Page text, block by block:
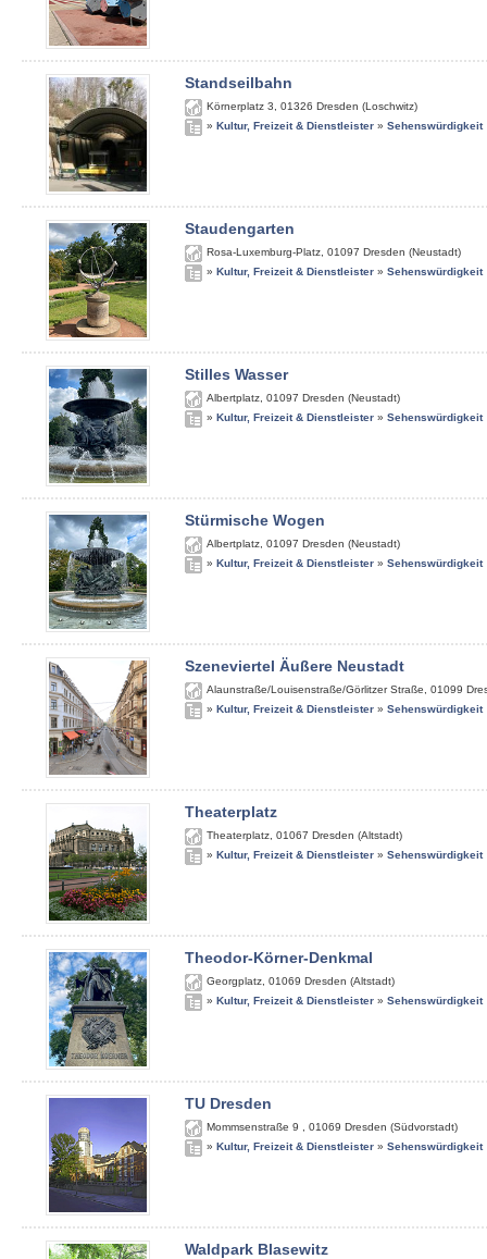
Standseilbahn
Körnerplatz 3 01326 Dresden (Loschwitz)
» Kultur, Freizeit & Dienstleister » Sehenswürdigkeit
Staudengarten
Rosa-Luxemburg-Platz 01097 Dresden (Neustadt)
» Kultur, Freizeit & Dienstleister » Sehenswürdigkeit
Stilles Wasser
Albertplatz 01097 Dresden (Neustadt)
» Kultur, Freizeit & Dienstleister » Sehenswürdigkeit
Stürmische Wogen
Albertplatz 01097 Dresden (Neustadt)
» Kultur, Freizeit & Dienstleister » Sehenswürdigkeit
Szeneviertel Äußere Neustadt
Alaunstraße/Louisenstraße/Görlitzer Straße 01099
» Kultur, Freizeit & Dienstleister » Sehenswürdigkeit
Theaterplatz
Theaterplatz 01067 Dresden (Altstadt)
» Kultur, Freizeit & Dienstleister » Sehenswürdigkeit
Theodor-Körner-Denkmal
Georgplatz 01069 Dresden (Altstadt)
» Kultur, Freizeit & Dienstleister » Sehenswürdigkeit
TU Dresden
Mommsenstraße 9 01069 Dresden (Südvorstadt)
» Kultur, Freizeit & Dienstleister » Sehenswürdigkeit
Waldpark Blasewitz